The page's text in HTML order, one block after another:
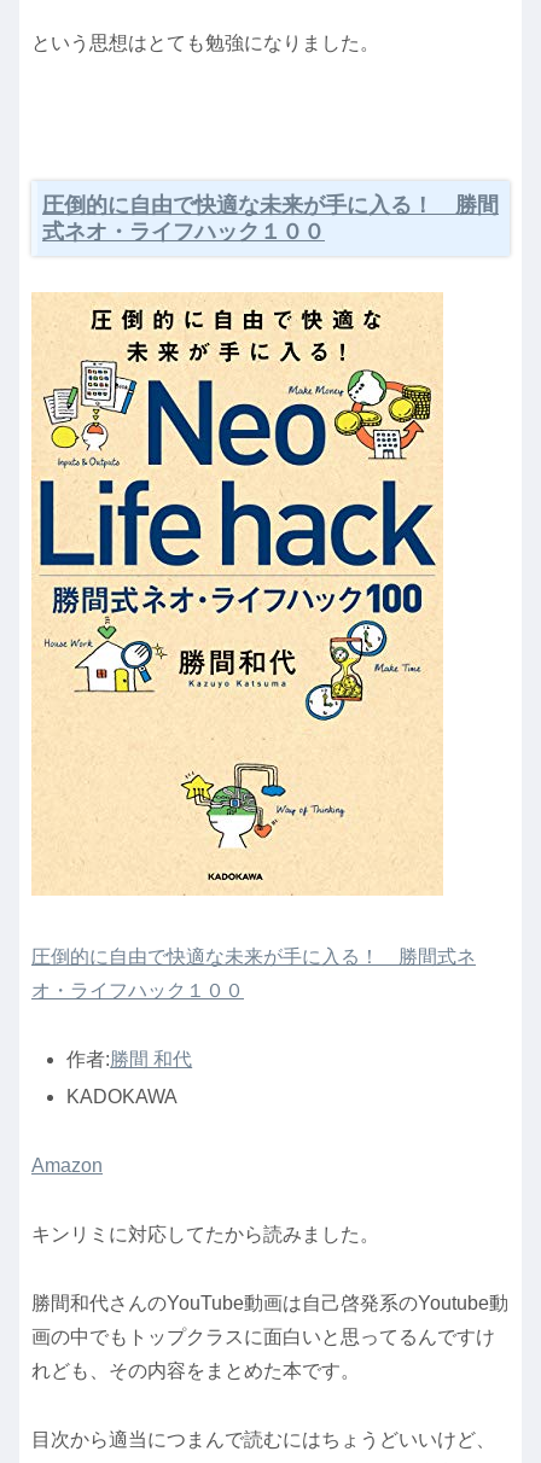
という思想はとても勉強になりました。
圧倒的に自由で快適な未来が手に入る！ 勝間
式ネオ・ライフハック１００
圧倒的に自由で快適な未来が手に入る！ 勝間式ネ
オ・ライフハック１００
作者: 勝間 和代
KADOKAWA
Amazon
キンリミに対応してたから読みました。
勝間和代さんのYouTube動画は自己啓発系のYoutube動
画の中でもトップクラスに面白いと思ってるんですけ
れども、その内容をまとめた本です。
目次から適当につまんで読むにはちょうどいいけど、